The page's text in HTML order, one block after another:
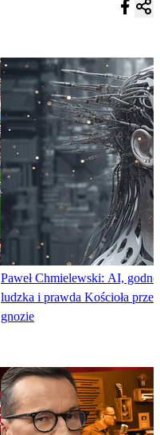
Paweł Chmielewski: AI,
ludzka i prawda Kościoła
gnozie